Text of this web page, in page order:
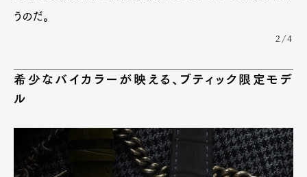
うのだ。
2/4
希少なバイカラーが映える、ブティック限定モデ
ル